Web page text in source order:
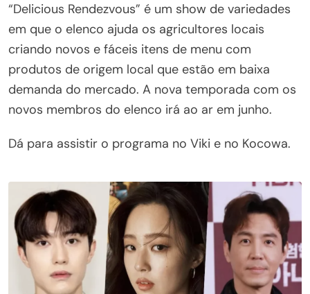
“Delicious Rendezvous” é um show de variedades
em que o elenco ajuda os agricultores locais
criando novos e fáceis itens de menu com
produtos de origem local que estão em baixa
demanda do mercado. A nova temporada com os
novos membros do elenco irá ao ar em junho.
Dá para assistir o programa no Viki e no Kocowa.